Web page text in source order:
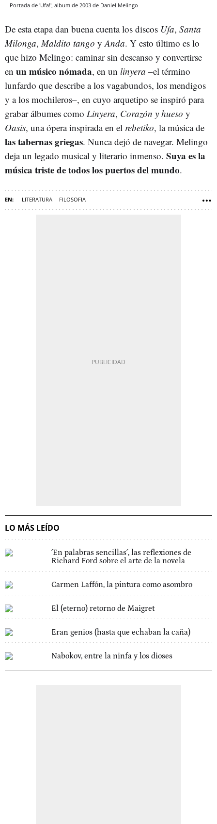
Portada de 'Ufa!', album de 2003 de Daniel Melingo
De esta etapa dan buena cuenta los discos Ufa, Santa
Milonga, Maldito tango y Anda. Y esto último es lo
que hizo Melingo: caminar sin descanso y convertirse
en un músico nómada, en un linyera –el término
lunfardo que describe a los vagabundos, los mendigos
y a los mochileros–, en cuyo arquetipo se inspiró para
grabar álbumes como Linyera, Corazón y hueso y
Oasis, una ópera inspirada en el rebetiko, la música de
las tabernas griegas. Nunca dejó de navegar. Melingo
deja un legado musical y literario inmenso. Suya es la
música triste de todos los puertos del mundo.
LITERATURA FILOSOFIA
LO MÁS LEÍDO
´En palabras sencillas´, las reflexiones de
Richard Ford sobre el arte de la novela
Carmen Laffón, la pintura como asombro
El (eterno) retorno de Maigret
Eran genios (hasta que echaban la caña)
Nabokov, entre la ninfa y los dioses